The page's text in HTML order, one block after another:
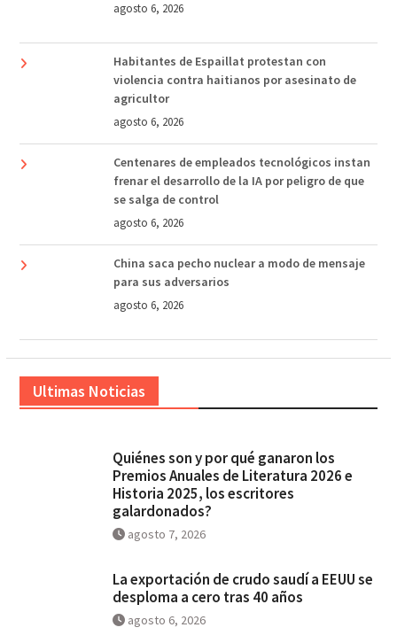
agosto 6, 2026
Habitantes de Espaillat protestan con
violencia contra haitianos por asesinato de
agricultor
agosto 6, 2026
Centenares de empleados tecnológicos instan
frenar el desarrollo de la IA por peligro de que
se salga de control
agosto 6, 2026
China saca pecho nuclear a modo de mensaje
para sus adversarios
agosto 6, 2026
Ultimas Noticias
Quiénes son y por qué ganaron los
Premios Anuales de Literatura 2026 e
Historia 2025, los escritores
galardonados?
agosto 7, 2026
La exportación de crudo saudí a EEUU se
desploma a cero tras 40 años
agosto 6, 2026